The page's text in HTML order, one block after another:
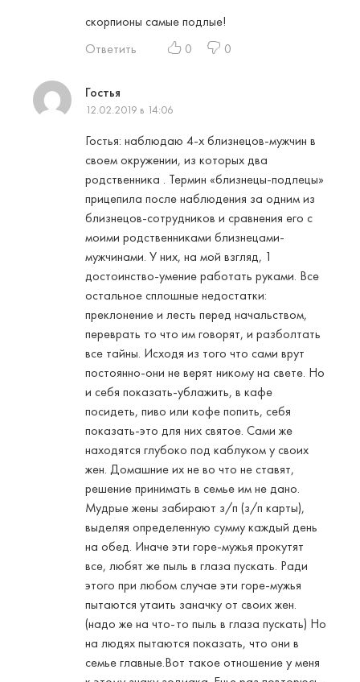
скорпионы самые подлые!
Ответить
0 0
Гостья
12.02.2019 в 14:06
Гостья: наблюдаю 4-х близнецов-мужчин в
своем окружении, из которых два
родственника . Термин «близнецы-подлецы»
прицепила после наблюдения за одним из
близнецов-сотрудников и сравнения его с
моими родственниками близнецами-
мужчинами. У них, на мой взгляд, 1
достоинство-умение работать руками. Все
остальное сплошные недостатки:
преклонение и лесть перед начальством,
переврать то что им говорят, и разболтать
все тайны. Исходя из того что сами врут
постоянно-они не верят никому на свете. Но
и себя показать-ублажить, в кафе
посидеть, пиво или кофе попить, себя
показать-это для них святое. Сами же
находятся глубоко под каблуком у своих
жен. Домашние их не во что не ставят,
решение принимать в семье им не дано.
Мудрые жены забирают з/п (з/п карты),
выделяя определенную сумму каждый день
на обед. Иначе эти горе-мужья прокутят
все, любят же пыль в глаза пускать. Ради
этого при любом случае эти горе-мужья
пытаются утаить заначку от своих жен.
(надо же на что-то пыль в глаза пускать) Но
на людях пытаются показать, что они в
семье главные.Вот такое отношение у меня